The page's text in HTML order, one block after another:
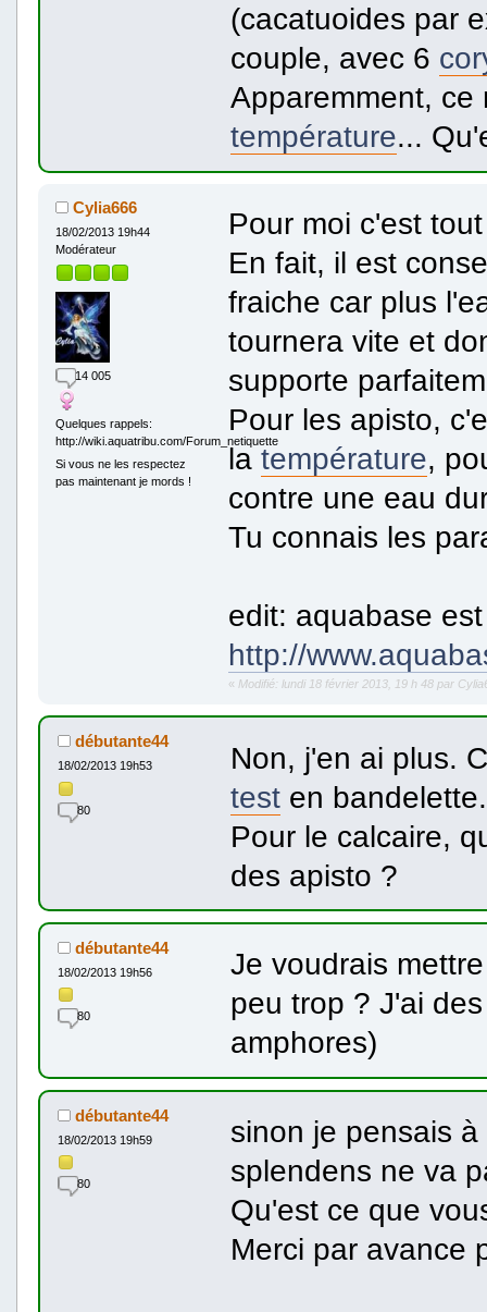
(cacatuoides par
couple, avec 6
Apparemment, ce
température...
Cylia666
18/02/2013 19h44
Modérateur
14 005
Quelques rappels:
http://wiki.aquatribu.com/Forum_netiquette
Si vous ne les respectez
pas maintenant je mords !
Pour moi c'est
En fait, il est
fraiche car plus
tournera vite et
supporte
Pour les apisto,
la température,
contre une eau
Tu connais les
edit: aquabase
http://
« Modifié: lundi 18 février 2013, 19 h 48 par
débutante44
18/02/2013 19h53
80
Non, j'en ai plus.
testen
Pour le calcaire,
des apisto ?
débutante44
18/02/2013 19h56
80
Je voudrais
peu trop ? J'ai
amphores)
débutante44
18/02/2013 19h59
80
sinon je pensais
splendens ne va
Qu'est ce que
Merci par avance